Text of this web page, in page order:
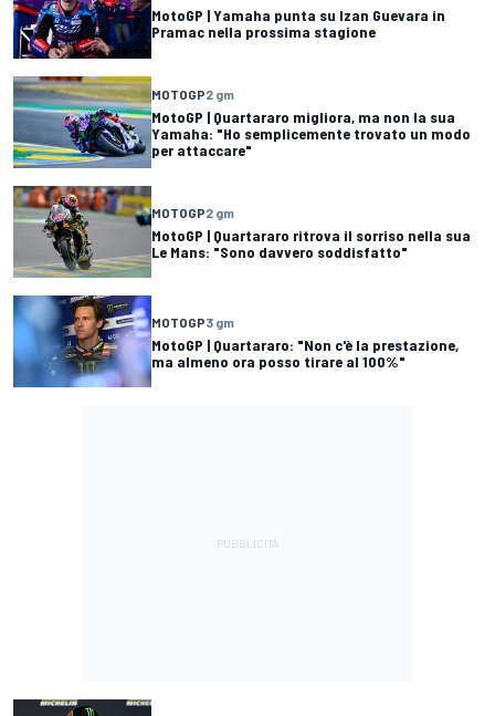
MotoGP | Yamaha punta su Izan Guevara in
Pramac nella prossima stagione
MOTOGP2 gm
MotoGP | Quartararo migliora, ma non la sua
Yamaha: "Ho semplicemente trovato un modo
per attaccare"
MOTOGP2 gm
MotoGP | Quartararo ritrova il sorriso nella sua
Le Mans: "Sono davvero soddisfatto"
MOTOGP3 gm
MotoGP | Quartararo: "Non c'è la prestazione,
ma almeno ora posso tirare al 100%"